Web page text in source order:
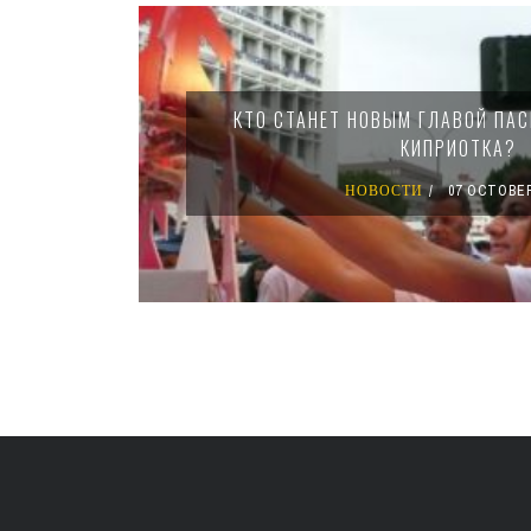
КТО СТАНЕТ НОВЫМ ГЛАВОЙ
КИПРИОТКА?
НОВОСТИ 07
Pages